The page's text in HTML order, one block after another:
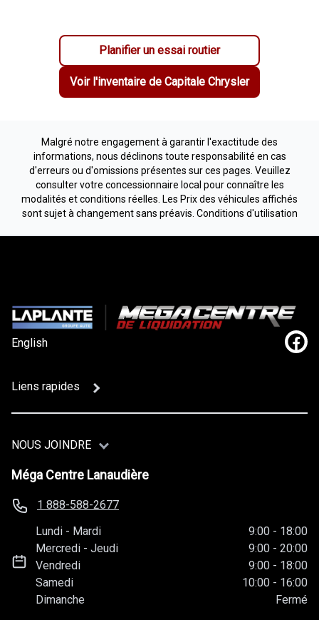
Planifier un essai routier
Voir l'inventaire de Capitale Chrysler
Malgré notre engagement à garantir l'exactitude des
informations, nous déclinons toute responsabilité en cas
d'erreurs ou d'omissions présentes sur ces pages. Veuillez
consulter votre concessionnaire local pour connaître les
modalités et conditions réelles. Les Prix des véhicules affichés
sont sujet à changement sans préavis. Conditions d'utilisation
English
Liens rapides
NOUS JOINDRE
Méga Centre Lanaudière
1 888-588-2677
Lundi - Mardi 9:00 - 18:00
Mercredi -Jeudi 9:00 - 20:00
Vendredi
9:00 - 18:00
Samedi
10:00 - 16:00
Dimanche
Fermé